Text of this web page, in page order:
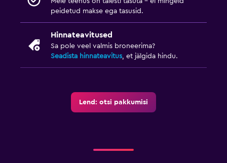
peidetud makse ega tasusid.
Hinnateavitused
Sa pole veel valmis broneerima?
Seadista hinnateavitus , et jälgida hindu.
Lend: otsi pakkumisi